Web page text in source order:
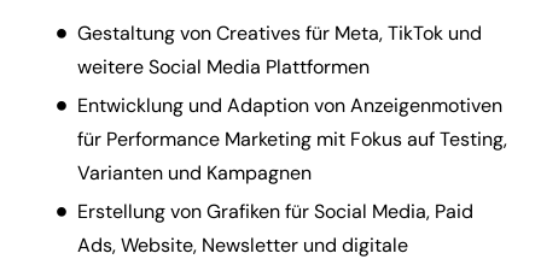
Gestaltung von Creatives für Meta, TikTok und
weitere Social Media Plattformen
Entwicklung und Adaption von Anzeigenmotiven
für Performance Marketing mit Fokus auf Testing,
Varianten und Kampagnen
Erstellung von Grafiken für Social Media, Paid
Ads, Website, Newsletter und digitale